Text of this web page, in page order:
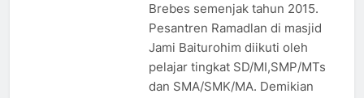
Brebes semenjak tahun 2015.
Pesantren Ramadlan di masjid
Jami Baiturohim diikuti oleh
pelajar tingkat SD/MI,SMP/MTs
dan SMA/SMK/MA. Demikian